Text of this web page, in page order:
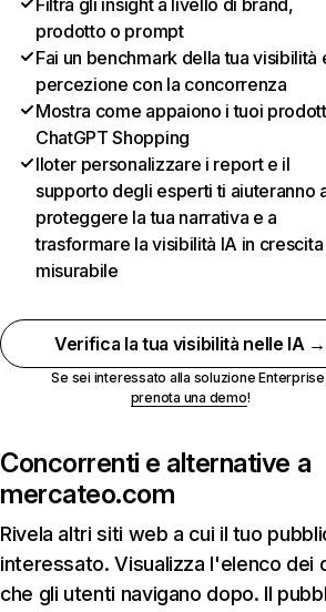
Filtra gli insight a livello di brand,
prodotto o prompt
Fai un benchmark della tua visibilità
percezione con la concorrenza
Mostra come appaiono i tuoi
ChatGPT Shopping
Iloter personalizzare i report e il
supporto degli esperti ti aiuteranno
proteggere la tua narrativa e a
trasformare la visibilità IA in crescita
misurabile
Verifica la tua visibilità nelle IA →
Se sei interessato alla soluzione
prenota una demo!
Concorrenti e alternative a
mercateo.com
Rivela altri siti web a cui il tuo
interessato. Visualizza l'elenco dei
che gli utenti navigano dopo. Il